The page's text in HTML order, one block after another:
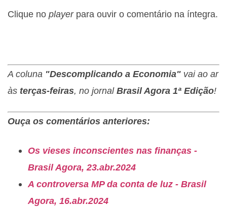
Clique no playerpara ouvir o comentário na íntegra.
A coluna "Descomplicando a Economia" vai ao ar
às terças-feiras, no jornalBrasil Agora 1ª Edição!
Ouça os comentários anteriores:
Os vieses inconscientes nas finanças -
Brasil Agora, 23.abr.2024
A controversa MP da conta de luz - Brasil
Agora, 16.abr.2024